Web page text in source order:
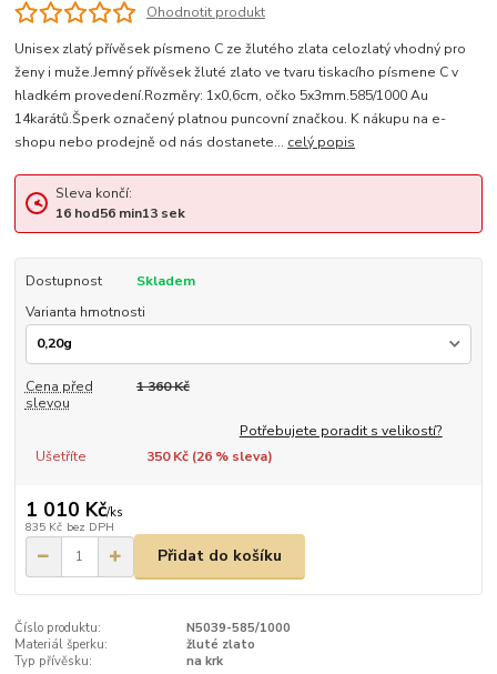
Ohodnotit produkt
Unisex zlatý přívěsek písmeno C ze žlutého zlata celozlatý vhodný pro
ženy i muže.Jemný přívěsek žluté zlato ve tvaru tiskacího písmene C v
hladkém provedení.Rozměry: 1x0,6cm, očko 5x3mm.585/1000 Au
14karátů.Šperk označený platnou puncovní značkou. K nákupu na e-
shopu nebo prodejně od nás dostanete... celý popis
Sleva končí:
16hod56min12sek
Dostupnost
Skladem
Varianta hmotnosti
Cena před
slevou
1 360 Kč
Potřebujete poradit s velikostí?
Ušetříte
350 Kč (26% sleva)
1 010 Kč/ks
835 Kč bez DPH
Přidat do košíku
Číslo produktu:
N5039-585/1000
Materiál šperku:
žluté zlato
Typ přívěsku:
na krk